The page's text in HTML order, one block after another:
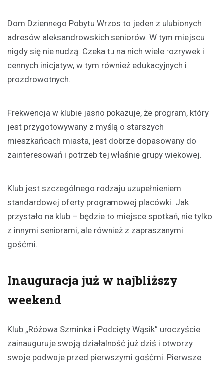
Dom Dziennego Pobytu Wrzos to jeden z ulubionych
adresów aleksandrowskich seniorów. W tym miejscu
nigdy się nie nudzą. Czeka tu na nich wiele rozrywek i
cennych inicjatyw, w tym również edukacyjnych i
prozdrowotnych.
Frekwencja w klubie jasno pokazuje, że program, który
jest przygotowywany z myślą o starszych
mieszkańcach miasta, jest dobrze dopasowany do
zainteresowań i potrzeb tej właśnie grupy wiekowej.
Klub jest szczególnego rodzaju uzupełnieniem
standardowej oferty programowej placówki. Jak
przystało na klub – będzie to miejsce spotkań, nie tylko
z innymi seniorami, ale również z zapraszanymi
gośćmi.
Inauguracja już w najbliższy
weekend
Klub „Różowa Szminka i Podcięty Wąsik” uroczyście
zainauguruje swoją działalność już dziś i otworzy
swoje podwoje przed pierwszymi gośćmi. Pierwsze